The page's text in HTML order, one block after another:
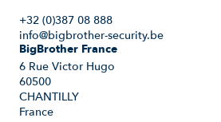
+32 (0)387 08 888
info@bigbrother-security.be
BigBrother France
6 Rue Victor Hugo
60500
CHANTILLY
France